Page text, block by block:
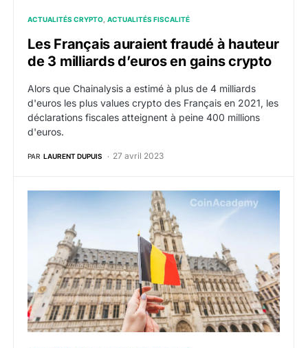
ACTUALITÉS CRYPTO ACTUALITÉS FISCALITÉ
Les Français auraient fraudé à hauteur
de 3 milliards d’euros en gains crypto
Alors que Chainalysis a estimé à plus de 4 milliards
d'euros les plus values crypto des Français en 2021, les
déclarations fiscales atteignent à peine 400 millions
d'euros.
PAR LAURENT DUPUIS 27 avril 2023
La start-up Waltio étend ses services aux